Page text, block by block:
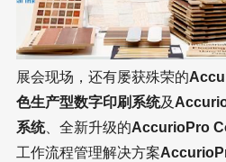
展会现场，还有屡获殊荣的
色生产型数字印刷系统及
系统、全新升级的AccurioPro
工作流程管理解决方案